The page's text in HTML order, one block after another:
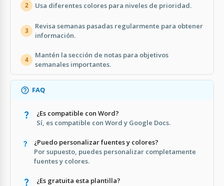
2 Usa diferentes colores para niveles de prioridad.
3
Revisa semanas pasadas regularmente para obtener
información.
4
Mantén la sección de notas para objetivos
semanales importantes.
FAQ
¿Es compatible con Word?
Sí, es compatible con Word y Google Docs.
¿Puedo personalizar fuentes y colores?
Por supuesto, puedes personalizar completamente
fuentes y colores.
¿Es gratuita esta plantilla?